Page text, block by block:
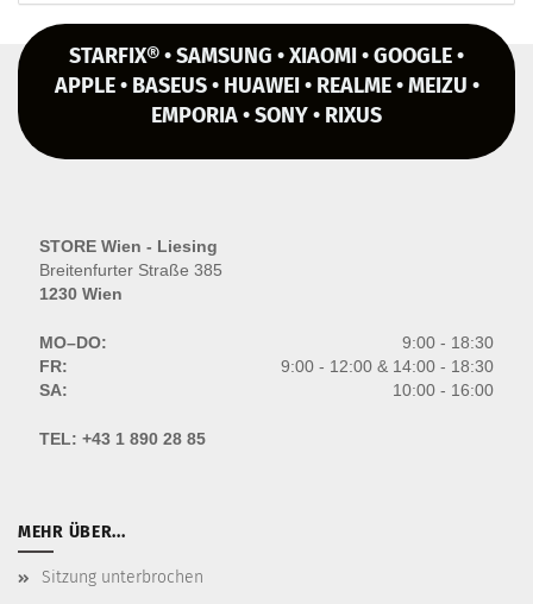
STARFIX® • SAMSUNG • XIAOMI • GOOGLE •
APPLE • BASEUS • HUAWEI • REALME • MEIZU •
EMPORIA • SONY • RIXUS
STORE Wien - Liesing
Breitenfurter Straße 385
1230 Wien
MO–DO:
9:00 - 18:30
FR:
9:00 - 12:00 & 14:00 - 18:30
SA:
10:00 - 16:00
TEL: +43 1 890 28 85
MEHR ÜBER...
Sitzung unterbrochen